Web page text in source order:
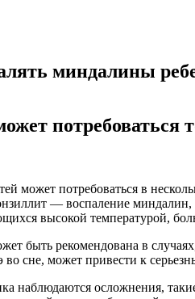
миндалины
потребоваться
может потребоваться в
— воспаление миндалин,
высокой температурой,
быть рекомендована в
во сне, может привести к
наблюдаются осложнения,